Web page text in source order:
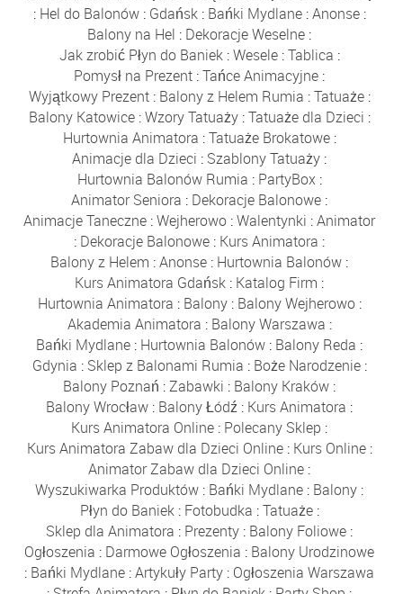
: Hel do Balonów: Gdańsk: Bańki Mydlane:Anonse:
Balony na Hel : Dekoracje Weselne :
Jak zrobić Płyn do Baniek:Wesele:Tablica :
Pomysł na Prezent :Tańce Animacyjne :
Wyjątkowy Prezent: Balony z Helem Rumia :Tatuaże:
Balony Katowice:Wzory Tatuaży:Tatuaże dla Dzieci :
Hurtownia Animatora :Tatuaże Brokatowe:
Animacje dla Dzieci : Szablony Tatuaży :
Hurtownia Balonów Rumia : PartyBox:
Animator Seniora : Dekoracje Balonowe :
Animacje Taneczne :Wejherowo :Walentynki :Animator
: Dekoracje Balonowe : Kurs Animatora :
Balony z Helem :Anonse : Hurtownia Balonów :
Kurs Animatora Gdańsk : Katalog Firm :
Hurtownia Animatora : Balony: Balony Wejherowo:
Akademia Animatora : Balony Warszawa :
Bańki Mydlane : Hurtownia Balonów : Balony Reda :
Gdynia : Sklep z Balonami Rumia : Boże Narodzenie:
Balony Poznań :Zabawki : Balony Kraków :
Balony Wrocław : Balony Łódź : Kurs Animatora :
Kurs Animatora Online : Polecany Sklep :
Kurs Animatora Zabaw dla Dzieci Online: Kurs Online:
Animator Zabaw dla Dzieci Online :
Wyszukiwarka Produktów : Bańki Mydlane : Balony :
Płyn do Baniek: Fotobudka :Tatuaże:
Sklep dla Animatora : Prezenty : Balony Foliowe :
Ogłoszenia : Darmowe Ogłoszenia : Balony Urodzinowe
: Bańki Mydlane :Artykuły Party : Ogłoszenia Warszawa